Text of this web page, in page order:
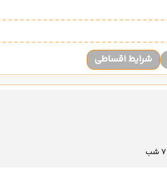
شرایط اقساطی
7 شب